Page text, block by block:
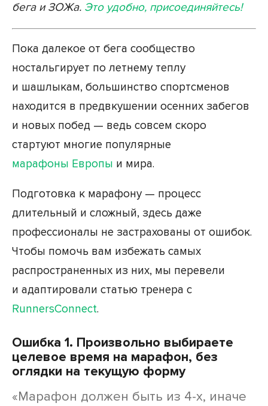
бега и ЗОЖа. Это удобно, присоединяйтесь!
Пока далекое от бега сообщество
ностальгирует по летнему теплу
и шашлыкам, большинство спортсменов
находится в предвкушении осенних забегов
и новых побед — ведь совсем скоро
стартуют многие популярные
марафоны Европы и мира.
Подготовка к марафону — процесс
длительный и сложный, здесь даже
профессионалы не застрахованы от ошибок.
Чтобы помочь вам избежать самых
распространенных из них, мы перевели
и адаптировали статью тренера с
RunnersConnect.
Ошибка 1. Произвольно выбираете
целевое время на марафон, без
оглядки на текущую форму
«Марафон должен быть из 4-х, иначе